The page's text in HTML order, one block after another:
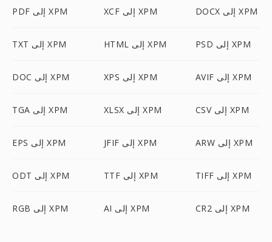
PDF إلى XPM XCF إلى XPM DOCX إلى XPM
TXT إلى XPM HTML إلى XPM PSD إلى XPM
DOC إلى XPM XPS إلى XPM AVIF إلى XPM
TGA إلى XPM XLSX إلى XPM CSV إلى XPM
EPS إلى XPM JFIF إلى XPM ARW إلى XPM
ODT إلى XPM TTF إلى XPM TIFF إلى XPM
RGB إلى XPM AI إلى XPM CR2 إلى XPM